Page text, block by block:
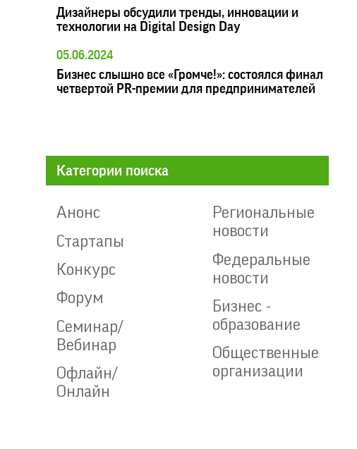
Дизайнеры обсудили тренды, инновации и
технологии на Digital Design Day
05.06.2024
Бизнес слышно все «Громче!»: состоялся финал
четвертой PR-премии для предпринимателей
Категории поиска
Анонс
Стартапы
Конкурс
Форум
Семинар/
Вебинар
Офлайн/
Онлайн
Региональные
новости
Федеральные
новости
Бизнес -
образование
Общественные
организации